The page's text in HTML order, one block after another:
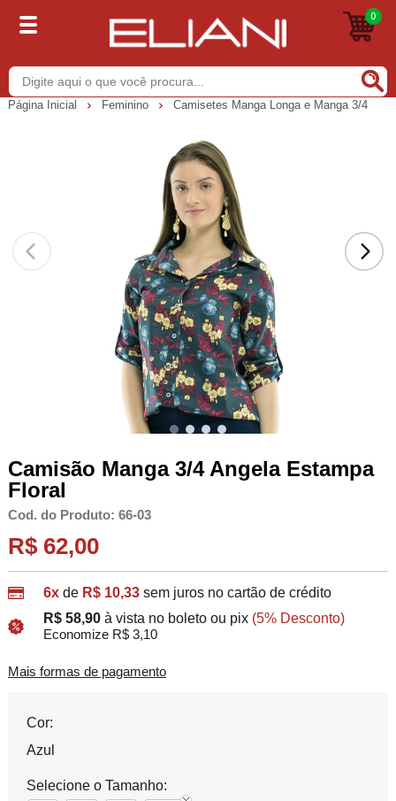
Buscar
0
Página Inicial Feminino Camisetes Manga Longa e Manga 3/4
Camisão Manga 3/4 Angela Estampa
Floral
Cod. do Produto: 66-03
R$ 62,00
6xde R$ 10,33 sem juros no cartão de crédito
R$ 58,90 à vista no boleto ou pix (5% Desconto)
Economize R$ 3,10
Mais formas de pagamento
Cor:
Azul
Selecione o Tamanho: